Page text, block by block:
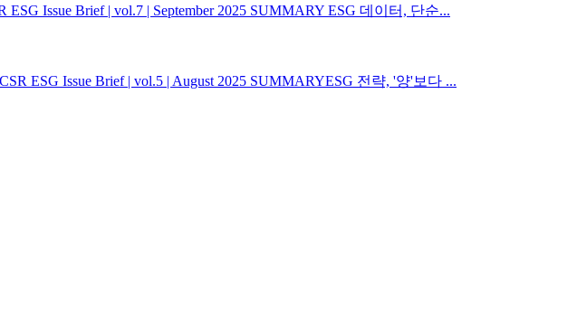
Issue Brief | vol.7 | September 2025 SUMMARY ESG 데이터, 단순...
ESG Issue Brief | vol.5 | August 2025 SUMMARYESG 전략, '양'보다 ...